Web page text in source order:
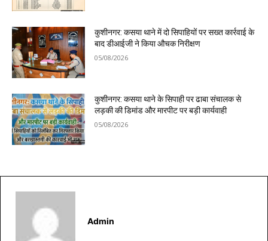
कुशीनगर: कसया थाने में दो सिपाहियों पर सख्त कार्रवाई के
बाद डीआईजी ने किया औचक निरीक्षण
05/08/2026
कुशीनगर: कसया थाने के सिपाही पर ढाबा संचालक से
लड़की की डिमांड और मारपीट पर बड़ी कार्यवाही
05/08/2026
Admin